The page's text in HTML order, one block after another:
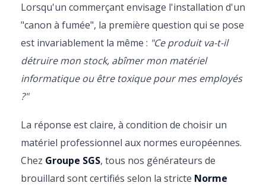
Lorsqu'un commerçant envisage l'installation d'un
"canon à fumée", la première question qui se pose
est invariablement la même : "Ce produit va-t-il
détruire mon stock, abîmer mon matériel
informatique ou être toxique pour mes employés
?"
La réponse est claire, à condition de choisir un
matériel professionnel aux normes européennes.
Chez Groupe SGS, tous nos générateurs de
brouillard sont certifiés selon la stricte Norme